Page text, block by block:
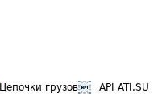
Цепочки грузов API ATI.SU